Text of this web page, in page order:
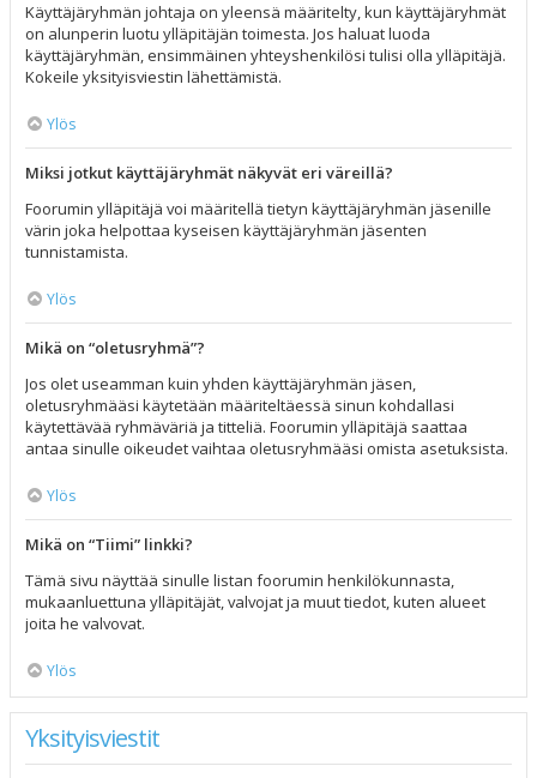
Käyttäjäryhmän johtaja on yleensä määritelty, kun käyttäjäryhmät
on alunperin luotu ylläpitäjän toimesta. Jos haluat luoda
käyttäjäryhmän, ensimmäinen yhteyshenkilösi tulisi olla ylläpitäjä.
Kokeile yksityisviestin lähettämistä.
Ylös
Miksi jotkut käyttäjäryhmät näkyvät eri väreillä?
Foorumin ylläpitäjä voi määritellä tietyn käyttäjäryhmän jäsenille
värin joka helpottaa kyseisen käyttäjäryhmän jäsenten
tunnistamista.
Ylös
Mikä on “oletusryhmä”?
Jos olet useamman kuin yhden käyttäjäryhmän jäsen,
oletusryhmääsi käytetään määriteltäessä sinun kohdallasi
käytettävää ryhmäväriä ja titteliä. Foorumin ylläpitäjä saattaa
antaa sinulle oikeudet vaihtaa oletusryhmääsi omista asetuksista.
Ylös
Mikä on “Tiimi” linkki?
Tämä sivu näyttää sinulle listan foorumin henkilökunnasta,
mukaanluettuna ylläpitäjät, valvojat ja muut tiedot, kuten alueet
joita he valvovat.
Ylös
Yksityisviestit